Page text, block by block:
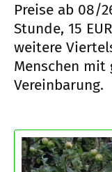
Preise ab 08/
Stunde, 15
weitere
Menschen mit
Vereinbarung.